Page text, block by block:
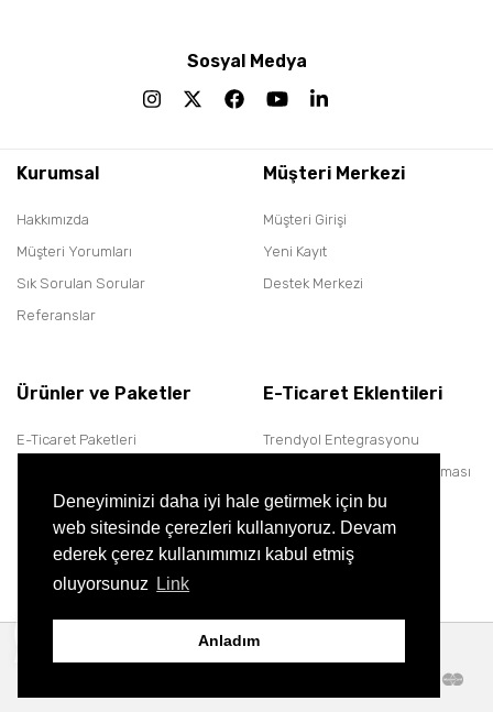
Deneyiminizi daha iyi hale getirmek için bu
web sitesinde çerezleri kullanıyoruz. Devam
ederek çerez kullanımımızı kabul etmiş
oluyorsunuz
Link
Anladım
Sosyal Medya
Kurumsal
Hakkımızda
Müşteri Yorumları
Sık Sorulan Sorular
Referanslar
Müşteri Merkezi
Müşteri Girişi
Yeni Kayıt
Destek Merkezi
Ürünler ve Paketler
E-Ticaret Paketleri
Hosting Paketleri
E-Ticaret Eklentileri
Trendyol Entegrasyonu
Google İle Giriş Yap Uygulaması
Paraşüt Entegrasyonu
Aras Kargo Entegrasyonu
Basit Kargo Entegrasyonu